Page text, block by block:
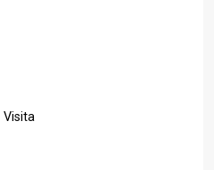
Visita